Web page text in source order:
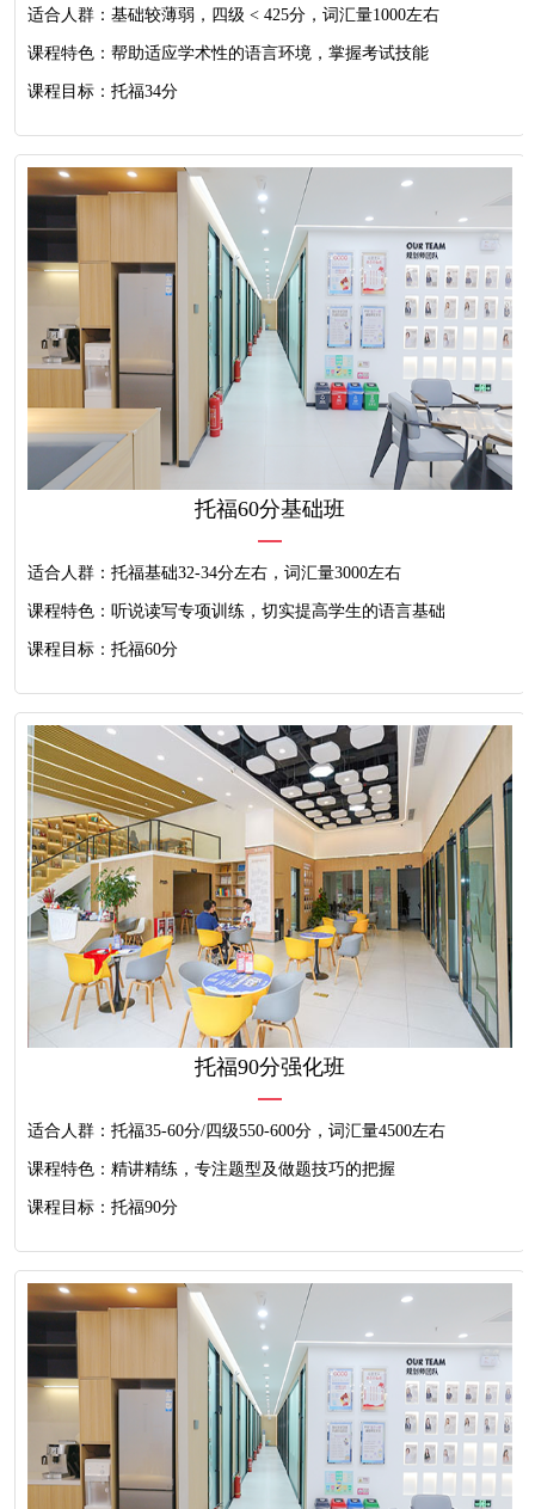
适合人群：基础较薄弱，四级 < 425分，词汇量1000左右
课程特色：帮助适应学术性的语言环境，掌握考试技能
课程目标：托福34分
托福60分基础班
适合人群：托福基础32-34分左右，词汇量3000左右
课程特色：听说读写专项训练，切实提高学生的语言基础
课程目标：托福60分
托福90分强化班
适合人群：托福35-60分/四级550-600分，词汇量4500左右
课程特色：精讲精练，专注题型及做题技巧的把握
课程目标：托福90分